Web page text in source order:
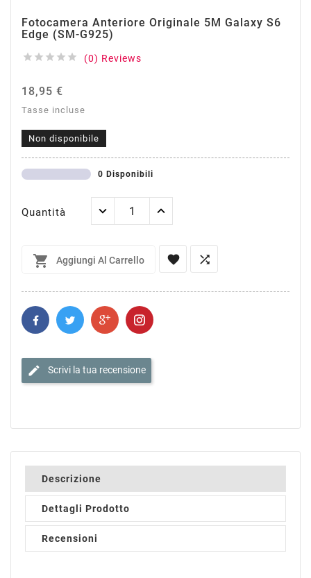
Fotocamera Anteriore Originale 5M Galaxy S6
Edge (SM-G925)
     (0) Reviews
18,95 €
Tasse incluse
Non disponibile
0 Disponibili
Quantità
 Aggiungi Al Carrello  
edit Scrivi la tua recensione
Descrizione
Dettagli Prodotto
Recensioni